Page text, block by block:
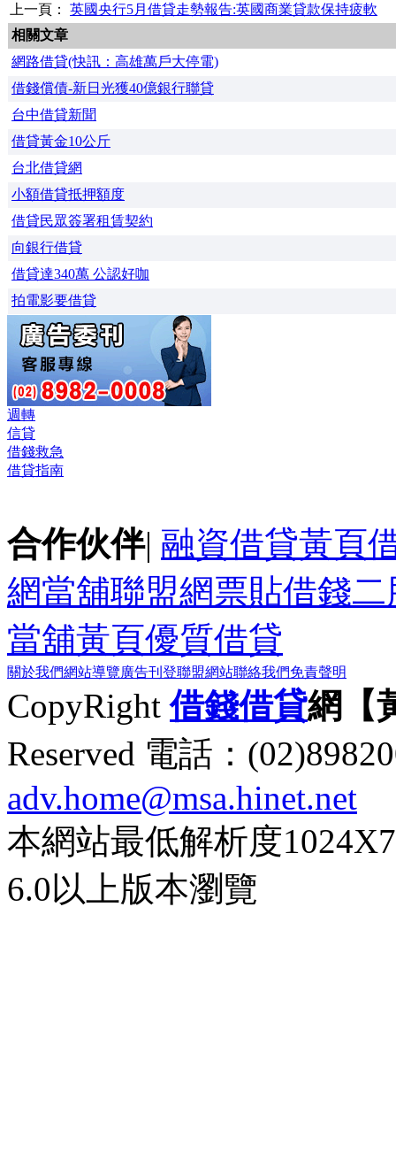
上一頁： 英國央行5月借貸走勢報告:英國商業貸款保持疲軟
相關文章
網路借貸(快訊：高雄萬戶大停電)
借錢償債-新日光獲40億銀行聯貸
台中借貸新聞
借貸黃金10公斤
台北借貸網
小額借貸抵押額度
借貸民眾簽署租賃契約
向銀行借貸
借貸達340萬 公認好咖
拍電影要借貸
週轉
信貸
借錢救急
借貸指南
合作伙伴| 融資借貸黃頁
網當舖聯盟網票貼借錢二
當舖黃頁優質借貸
關於我們網站導覽廣告刊登聯盟網站聯絡我們免責聲明
CopyRight借錢借貸網【
Reserved 電話：
adv.home@msa.hinet.net
本網站最低解析度
6.0以上版本瀏覽